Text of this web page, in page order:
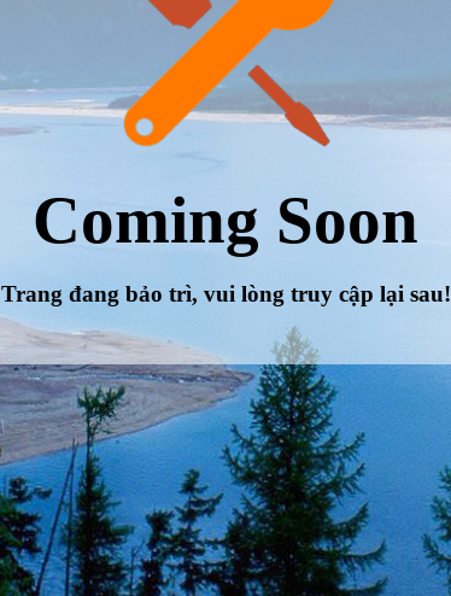
Coming Soon
Trang đang bảo trì, vui lòng truy cập lại sau!